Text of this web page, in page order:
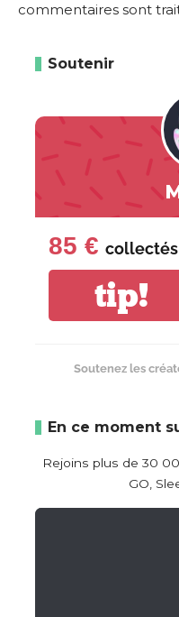
commentaires sont
Soutenir
85 €
tip!
Soutenez les
En ce moment
Rejoins plus de 30
GO,